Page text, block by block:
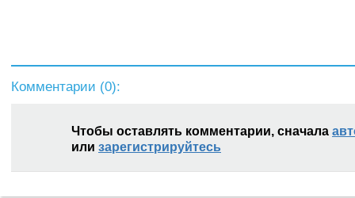
Комментарии (0):
Чтобы оставлять комментарии, сначала
или зарегистрируйтесь